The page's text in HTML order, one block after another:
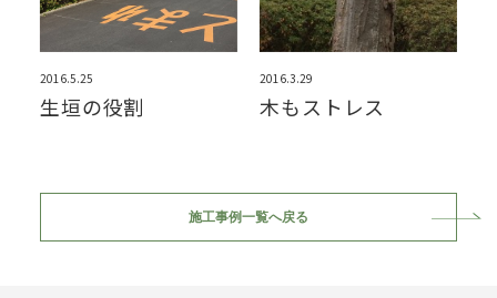
2016.5.25
生垣の役割
2016.3.29
木もストレス
施工事例一覧へ戻る